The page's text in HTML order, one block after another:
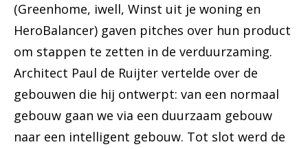
(Greenhome, iwell, Winst uit je woning en
HeroBalancer) gaven pitches over hun product
om stappen te zetten in de verduurzaming.
Architect Paul de Ruijter vertelde over de
gebouwen die hij ontwerpt: van een normaal
gebouw gaan we via een duurzaam gebouw
naar een intelligent gebouw. Tot slot werd de